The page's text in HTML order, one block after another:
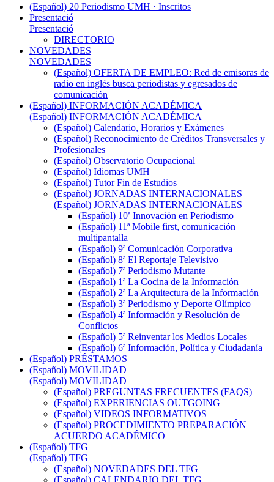
(Español) 20 Periodismo UMH · Inscritos
Presentació
Presentació
DIRECTORIO
NOVEDADES
NOVEDADES
(Español) OFERTA DE EMPLEO: Red de emisoras de
radio en inglés busca periodistas y egresados de
comunicación
(Español) INFORMACIÓN ACADÉMICA
(Español) INFORMACIÓN ACADÉMICA
(Español) Calendario, Horarios y Exámenes
(Español) Reconocimiento de Créditos Transversales y
Profesionales
(Español) Observatorio Ocupacional
(Español) Idiomas UMH
(Español) Tutor Fin de Estudios
(Español) JORNADAS INTERNACIONALES
(Español) JORNADAS INTERNACIONALES
(Español) 10ª Innovación en Periodismo
(Español) 11ª Mobile first, comunicación
multipantalla
(Español) 9ª Comunicación Corporativa
(Español) 8ª El Reportaje Televisivo
(Español) 7ª Periodismo Mutante
(Español) 1ª La Cocina de la Información
(Español) 2ª La Arquitectura de la Información
(Español) 3ª Periodismo y Deporte Olímpico
(Español) 4ª Información y Resolución de
Conflictos
(Español) 5ª Reinventar los Medios Locales
(Español) 6ª Información, Política y Ciudadanía
(Español) PRÉSTAMOS
(Español) MOVILIDAD
(Español) MOVILIDAD
(Español) PREGUNTAS FRECUENTES (FAQS)
(Español) EXPERIENCIAS OUTGOING
(Español) VIDEOS INFORMATIVOS
(Español) PROCEDIMIENTO PREPARACIÓN
ACUERDO ACADÉMICO
(Español) TFG
(Español) TFG
(Español) NOVEDADES DEL TFG
(Español) CALENDARIO DEL TFG